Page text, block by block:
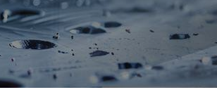
ロンの
タイプ
チュ
PTFE
プレー
プレ
品グ
電気ヒータテフ
ンプチ
EPDM成
ン
車
+15
耐腐
ダ